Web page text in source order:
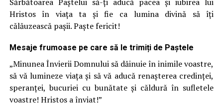
Hristos în viața ta şi fie ca lumina divină să îți
călăuzească pașii. Paște fericit!
Mesaje frumoase pe care să le trimiți de Paștele
„Minunea Învierii Domnului să dăinuie în inimile voastre,
să vă lumineze viața și să vă aducă renașterea credinței,
speranței, bucuriei cu bunătate și căldură în sufletele
voastre! Hristos a înviat!”